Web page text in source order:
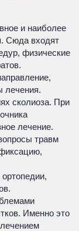
и наиболее
Сюда входят
физические
лечения.
сколиоза. При
лечение.
травм
Именно это